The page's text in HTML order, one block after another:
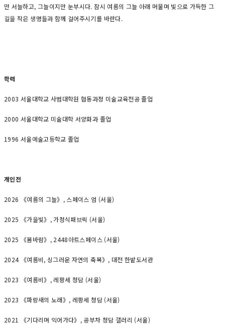
만 서늘하고, 그늘이지만 눈부시다. 잠시 여름의 그늘 아래 머물며 빛으로 가득한 그
길을 작은 생명들과 함께 걸어주시기를 바란다.
학력
2003 서울대학교 사범대학원 협동과정 미술교육전공 졸업
2000 서울대학교 미술대학 서양화과 졸업
1996 서울예술고등학교 졸업
개인전
2026 《여름의 그늘》, 스페이스 엄 (서울)
2025 《가을빛》, 가정식패브릭 (서울)
2025 《봄바람》, 2448아트스페이스 (서울)
2024 《여름비, 싱그러운 자연의 축복》, 대전 한밭도서관
2023 《여름비》, 레팡세 청담 (서울)
2023 《파랑새의 노래》, 레팡세 청담 (서울)
2021 《기다리며 익어가다》, 공부차 청담 갤러리 (서울)